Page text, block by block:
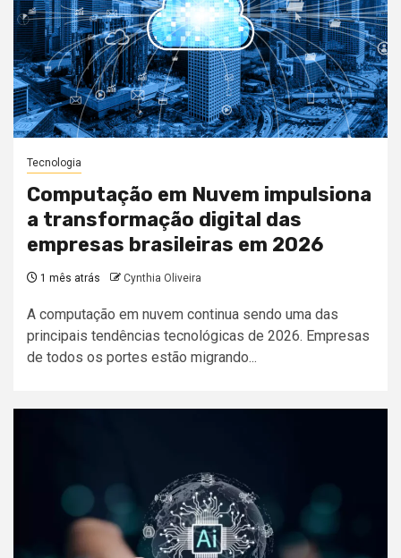
Tecnologia
Computação em Nuvem impulsiona
a transformação digital das
empresas brasileiras em 2026
1 mês atrás Cynthia Oliveira
A computação em nuvem continua sendo uma das
principais tendências tecnológicas de 2026. Empresas
de todos os portes estão migrando...